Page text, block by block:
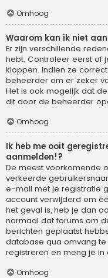
Omhoog
Waarom kan ik niet
Er zijn verschillende
hebt. Controleer eerst of
kloppen. Indien ze
beheerder om er zeker
Het is ook mogelijk dat
dit door de beheerder
Omhoog
Ik heb me ooit
aanmelden!?
De meest voorkomende
verkeerde
e-mail met je registratie
account verwijderd om
het geval is, heb je dan
normaal dat forums om
berichten geplaatst
database qua omvang
registreren en meng je in
Omhoog